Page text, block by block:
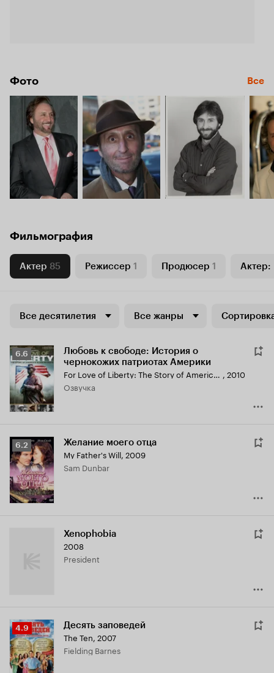
Фото Все
Фильмография
Актер 85 Режиссер 1 Продюсер 1 Актер:
Все десятилетия Все жанры
Рейтинг
Кинопоиска
6.6
6.6
Любовь к свободе: История о
чернокожих патриотах Америки
For Love of Liberty: The Story of America's Black Patriots , 2010
озвучка
Рейтинг
Кинопоиска
6.2
6.2 Желание моего отца
My Father's Will, 2009
Sam Dunbar
Xenophobia
2008
President
Рейтинг
Кинопоиска
4.9
4.9 Десять заповедей
The Ten, 2007
Fielding Barnes